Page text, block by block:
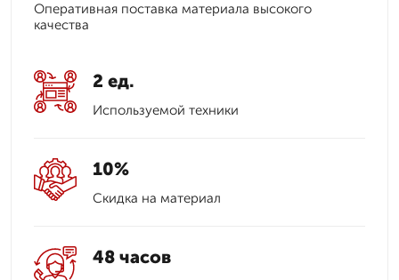
Оперативная поставка материала высокого
качества
2 ед.
Используемой техники
10%
Скидка на материал
48 часов